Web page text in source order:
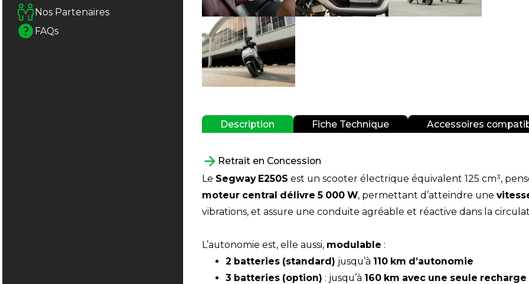
Nos Partenaires
FAQs
Description Fiche Technique Accessoires
Retrait en Concession
Le Segway E250S est un scooter électrique équivalent 125 cm³,
moteur central délivre 5 000 W, permettant d’atteindre une
vibrations, et assure une conduite agréable et réactive dans la
L’autonomie est, elle aussi, modulable :
2 batteries (standard) jusqu’à 110 km d’autonomie
3 batteries (option) : jusqu’à 160 km avec une seule recharge